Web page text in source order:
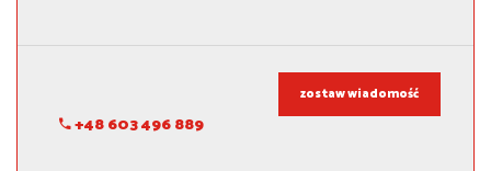
+48 603 496 889
zostaw wiadomość